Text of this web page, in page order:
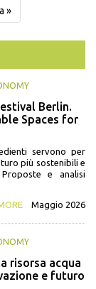
»
Berlin.
Spaces for
servono per
più sostenibili e
Proposte e analisi
Maggio 2026
risorsa acqua
e futuro